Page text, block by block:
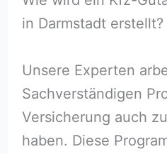
in Darmstadt erstellt?
Unsere Experten
Sachverständigen
Versicherung auch
haben. Diese